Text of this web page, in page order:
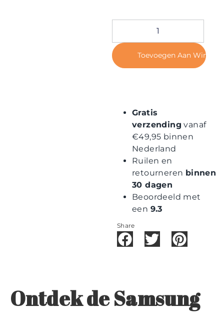
Toevoegen Aan
Gratis
verzending vanaf
€49,95 binnen
Nederland
Ruilen en
retourneren binnen
30 dagen
Beoordeeld met
een 9.3
Share
Ontdek de Samsung